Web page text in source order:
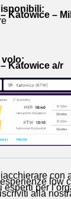
Katowice –
volo:
Katowice a/r
con
low
esperti per
alla